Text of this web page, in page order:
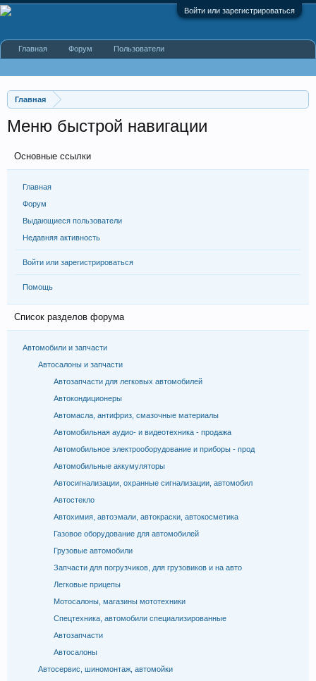
Войти или зарегистрироваться
Главная
Меню быстрой навигации
Основные ссылки
Главная
Форум
Выдающиеся пользователи
Недавняя активность
Войти или зарегистрироваться
Помощь
Список разделов форума
Автомобили и запчасти
Автосалоны и запчасти
Автозапчасти для легковых автомобилей
Автокондиционеры
Автомасла, антифриз, смазочные материалы
Автомобильная аудио- и видеотехника - продажа
Автомобильное электрооборудование и приборы - прод
Автомобильные аккумуляторы
Автосигнализации, охранные сигнализации, автомобил
Автостекло
Автохимия, автоэмали, автокраски, автокосметика
Газовое оборудование для автомобилей
Грузовые автомобили
Запчасти для погрузчиков, для грузовиков и на авто
Легковые прицепы
Мотосалоны, магазины мототехники
Спецтехника, автомобили специализированные
Автозапчасти
Автосалоны
Автосервис, шиномонтаж, автомойки
Главная Форум Пользователи